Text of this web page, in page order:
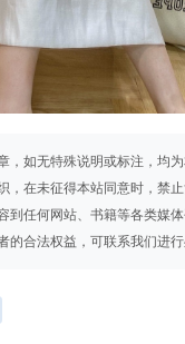
，如无特殊说明或标注，均
，在未征得本站同意时，禁止
到任何网站、书籍等各类媒
的合法权益，可联系我们进行